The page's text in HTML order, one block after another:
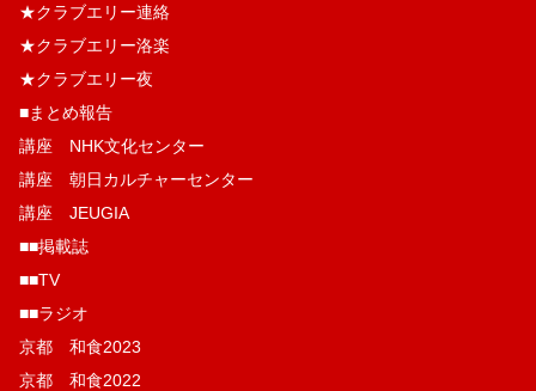
★クラブエリー連絡
★クラブエリー洛楽
★クラブエリー夜
■まとめ報告
講座 NHK文化センター
講座 朝日カルチャーセンター
講座 JEUGIA
■■掲載誌
■■TV
■■ラジオ
京都 和食2023
京都 和食2022